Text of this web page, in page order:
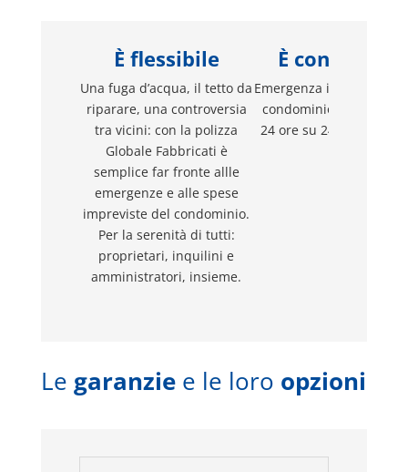
È flessibile
Una fuga d’acqua, il tetto da
riparare, una controversia
tra vicini: con la polizza
Globale Fabbricati è
semplice far fronte allle
emergenze e alle spese
impreviste del condominio.
Per la serenità di tutti:
proprietari, inquilini e
amministratori, insieme.
È con te 24/7
Emergenza in piena
condominio ha
24 ore su 24, 7 giorni
Le garanziee le loro opzioni